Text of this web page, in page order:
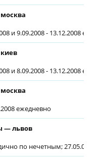
и 9.09.2008 - 13.12.2008
и 8.09.2008 - 13.12.2008
ежедневно
— львов
по нечетным; 27.05.08